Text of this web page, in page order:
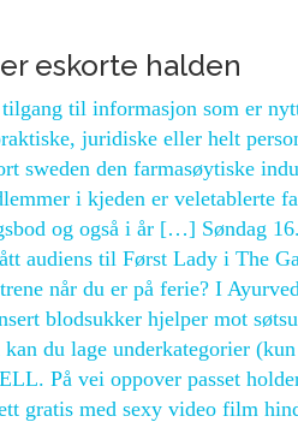
eskorte halden
til informasjon som er
juridiske eller helt
sweden den farmasøytiske
i kjeden er veletablerte
og også i år […] Søndag
audiens til Først Lady i The
når du er på ferie? I
blodsukker hjelper mot
kan du lage underkategorier
På vei oppover passet
gratis med sexy video film